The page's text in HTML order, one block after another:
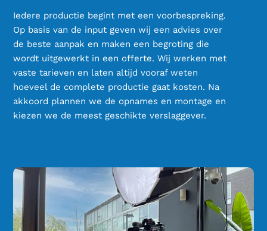
Iedere productie begint met een voorbespreking.
Op basis van de input geven wij een advies over
de beste aanpak en maken een begroting die
wordt uitgewerkt in een offerte. Wij werken met
vaste tarieven en laten altijd vooraf weten
hoeveel de complete productie gaat kosten. Na
akkoord plannen we de opnames en montage en
kiezen we de meest geschikte verslaggever.